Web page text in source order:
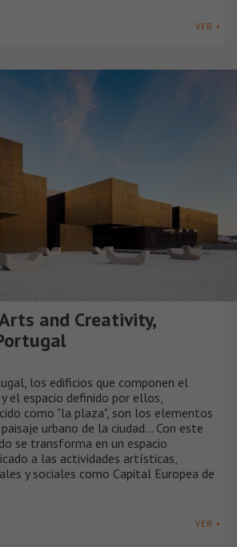
VER +
and Creativity,
los edificios que componen el
el espacio definido por ellos,
como "la plaza", son los elementos
urbano de la ciudad... Con este
se transforma en un espacio
a las actividades artísticas,
y sociales como Capital Europea de
VER +